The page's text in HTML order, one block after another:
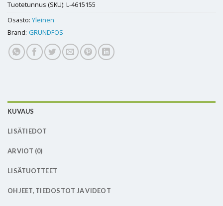
Tuotetunnus (SKU): L-4615155
Osasto: Yleinen
Brand: GRUNDFOS
KUVAUS
LISÄTIEDOT
ARVIOT (0)
LISÄTUOTTEET
OHJEET, TIEDOSTOT JA VIDEOT